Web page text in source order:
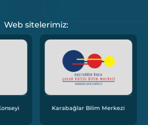
Web sitelerimiz:
Karabağlar Bilim Merkezi